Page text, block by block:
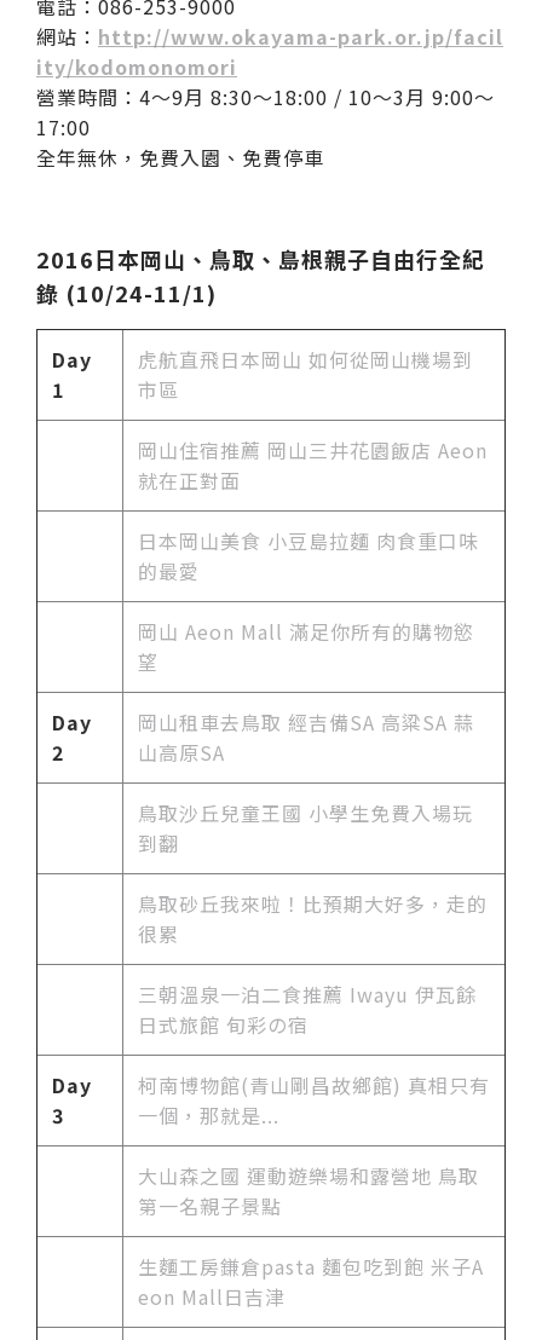
電話：086-253-9000
網站： http://www.okayama-park.or.jp/facil
ity/kodomonomori
營業時間：4～9月 8:30～18:00 / 10～3月 9:00～
17:00
全年無休，免費入園、免費停車
2016日本岡山、鳥取、島根親子自由行全紀
錄 (10/24-11/1)
Day
1
虎航直飛日本岡山 如何從岡山機場到
市區
岡山住宿推薦 岡山三井花園飯店 Aeon
就在正對面
日本岡山美食 小豆島拉麵 肉食重口味
的最愛
岡山 Aeon Mall 滿足你所有的購物慾
望
Day
2
岡山租車去鳥取 經吉備SA 高粱SA 蒜
山高原SA
鳥取沙丘兒童王國 小學生免費入場玩
到翻
鳥取砂丘我來啦！比預期大好多，走的
很累
三朝溫泉一泊二食推薦 Iwayu 伊瓦餘
日式旅館 旬彩の宿
Day
3
柯南博物館(青山剛昌故鄉館) 真相只有
一個，那就是...
大山森之國 運動遊樂場和露營地 鳥取
第一名親子景點
生麵工房鎌倉pasta 麵包吃到飽 米子A
eon Mall日吉津